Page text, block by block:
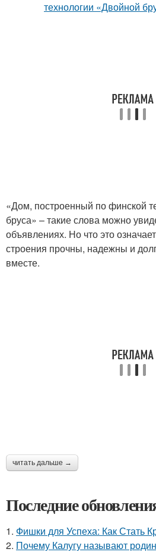
«Дом, построенный по финской
бруса» – такие слова можно
объявлениях. Но что это
строения прочны, надежны и
вместе.
читать дальше →
Последние
1. Фишки для Успеха: Как Стать
2. Почему Калугу называют